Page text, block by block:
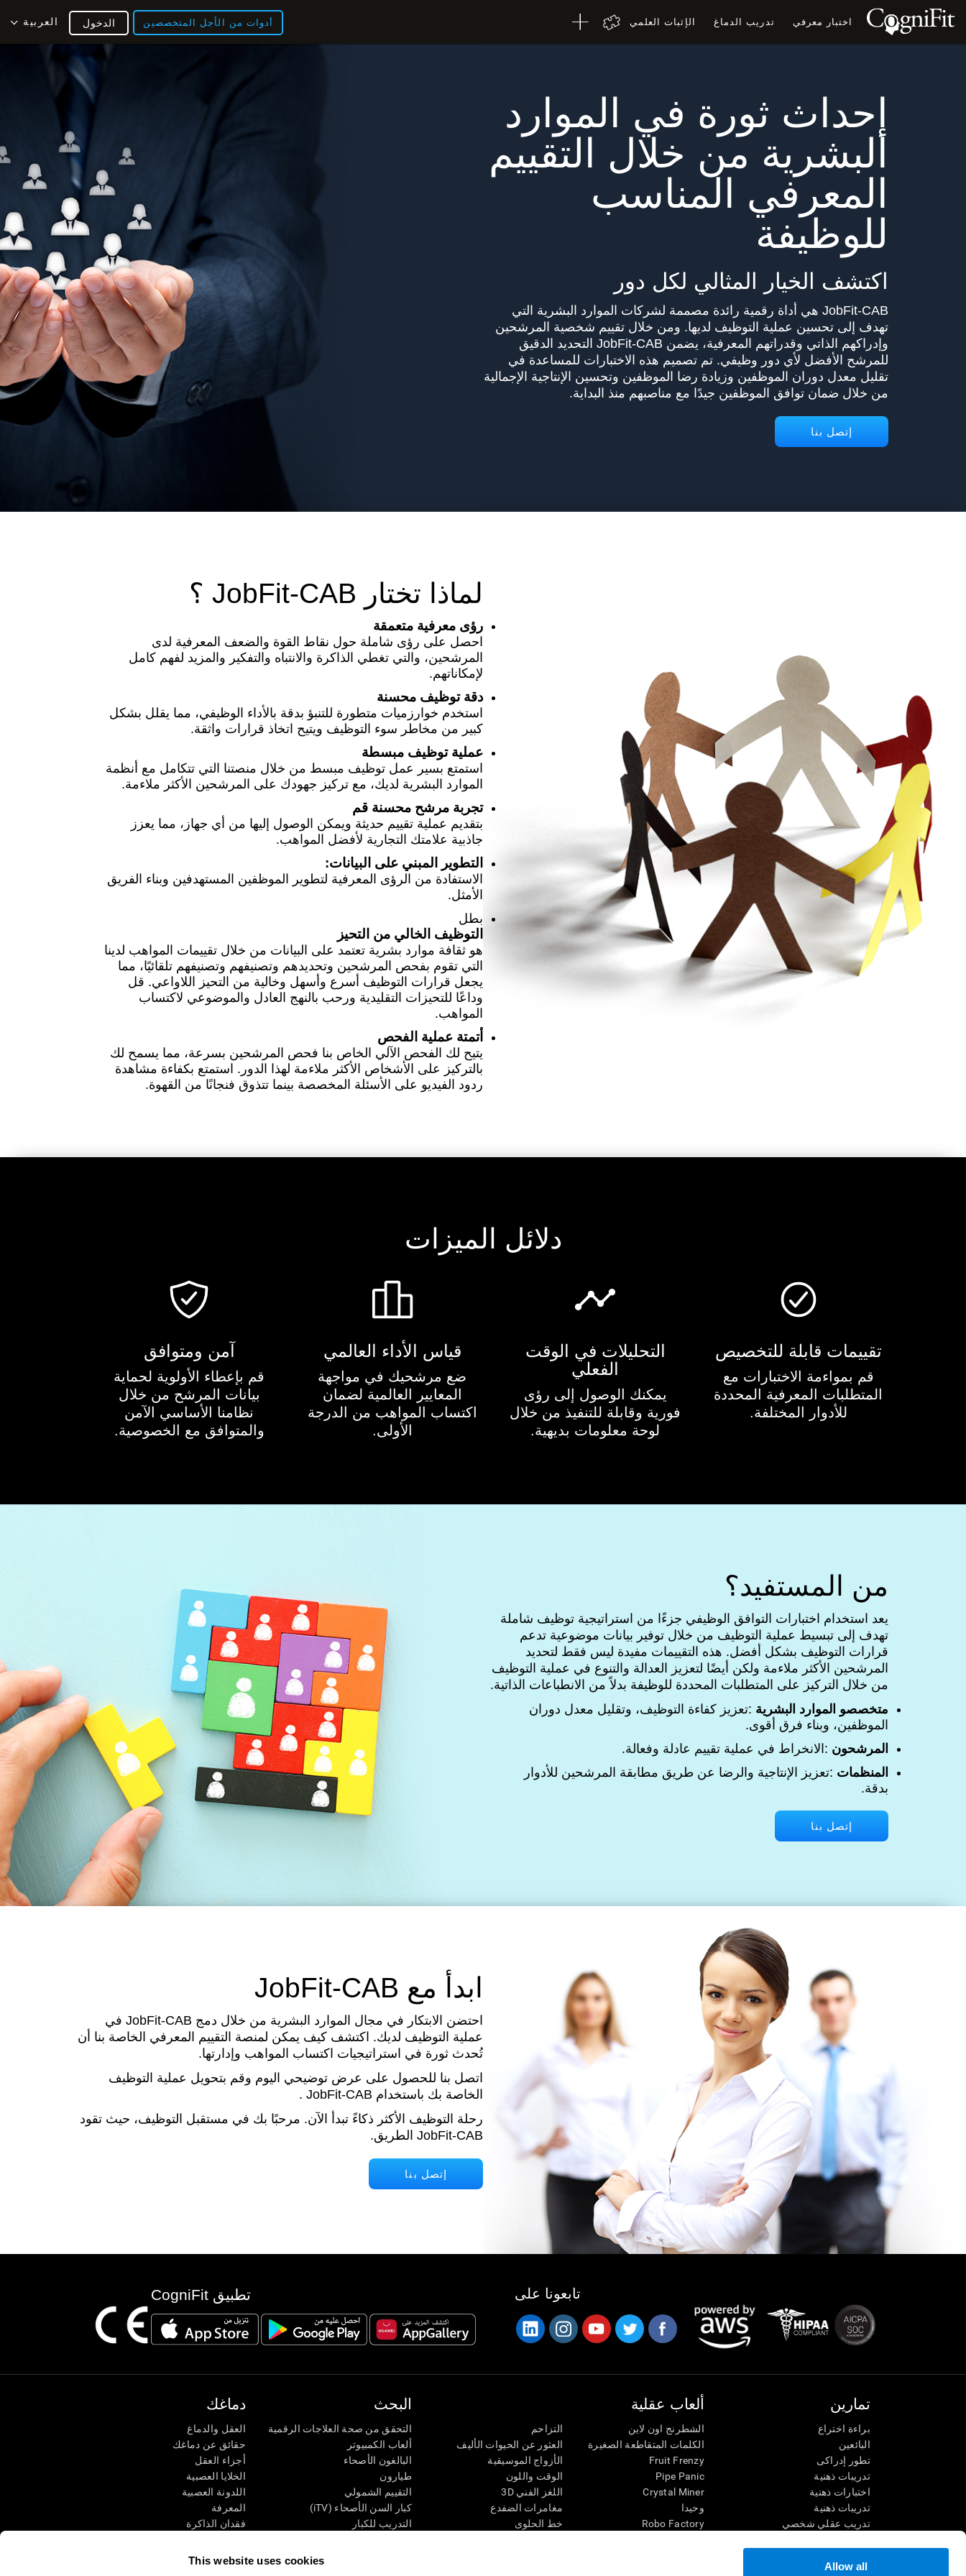
This website uses cookies Allow all
اختبار معرفي تدريب الدماغ الإثبات العلمي أدوات من الأجل المتخصصين العربية الدخول
إحداث ثورة في الموارد
البشرية من خلال التقييم
المعرفي المناسب
للوظيفة
اكتشف الخيار المثالي لكل دور
JobFit-CAB هي أداة رقمية رائدة مصممة لشركات الموارد البشرية التي
تهدف إلى تحسين عملية التوظيف لديها. ومن خلال تقييم شخصية المرشحين
وإدراكهم الذاتي وقدراتهم المعرفية، يضمن JobFit-CAB التحديد الدقيق
للمرشح الأفضل لأي دور وظيفي. تم تصميم هذه الاختبارات للمساعدة في
تقليل معدل دوران الموظفين وزيادة رضا الموظفين وتحسين الإنتاجية الإجمالية
من خلال ضمان توافق الموظفين جيدًا مع مناصبهم منذ البداية.
إتصل بنا
لماذا تختار JobFit-CAB ؟
رؤى معرفية متعمقة
احصل على رؤى شاملة حول نقاط القوة والضعف المعرفية لدى
المرشحين، والتي تغطي الذاكرة والانتباه والتفكير والمزيد لفهم كامل
لإمكاناتهم.
دقة توظيف محسنة
استخدم خوارزميات متطورة للتنبؤ بدقة بالأداء الوظيفي، مما يقلل بشكل
كبير من مخاطر سوء التوظيف ويتيح اتخاذ قرارات واثقة.
عملية توظيف مبسطة
استمتع بسير عمل توظيف مبسط من خلال منصتنا التي تتكامل مع أنظمة
الموارد البشرية لديك، مع تركيز جهودك على المرشحين الأكثر ملاءمة.
تجربة مرشح محسنة قم
بتقديم عملية تقييم حديثة ويمكن الوصول إليها من أي جهاز، مما يعزز
جاذبية علامتك التجارية لأفضل المواهب.
التطوير المبني على البيانات:
الاستفادة من الرؤى المعرفية لتطوير الموظفين المستهدفين وبناء الفريق
الأمثل.
بطل
التوظيف الخالي من التحيز
هو ثقافة موارد بشرية تعتمد على البيانات من خلال تقييمات المواهب لدينا
التي تقوم بفحص المرشحين وتحديدهم وتصنيفهم وتصنيفهم تلقائيًا، مما
يجعل قرارات التوظيف أسرع وأسهل وخالية من التحيز اللاواعي. قل
وداعًا للتحيزات التقليدية ورحب بالنهج العادل والموضوعي لاكتساب
المواهب.
أتمتة عملية الفحص
يتيح لك الفحص الآلي الخاص بنا فحص المرشحين بسرعة، مما يسمح لك
بالتركيز على الأشخاص الأكثر ملاءمة لهذا الدور. استمتع بكفاءة مشاهدة
ردود الفيديو على الأسئلة المخصصة بينما تتذوق فنجانًا من القهوة.
دلائل الميزات
تقييمات قابلة للتخصيص
قم بمواءمة الاختبارات مع
المتطلبات المعرفية المحددة
للأدوار المختلفة.
التحليلات في الوقت
الفعلي
يمكنك الوصول إلى رؤى
فورية وقابلة للتنفيذ من خلال
لوحة معلومات بديهية.
قياس الأداء العالمي
ضع مرشحيك في مواجهة
المعايير العالمية لضمان
اكتساب المواهب من الدرجة
الأولى.
آمن ومتوافق
قم بإعطاء الأولوية لحماية
بيانات المرشح من خلال
نظامنا الأساسي الآمن
والمتوافق مع الخصوصية.
من المستفيد؟
يعد استخدام اختبارات التوافق الوظيفي جزءًا من استراتيجية توظيف شاملة
تهدف إلى تبسيط عملية التوظيف من خلال توفير بيانات موضوعية تدعم
قرارات التوظيف بشكل أفضل. هذه التقييمات مفيدة ليس فقط لتحديد
المرشحين الأكثر ملاءمة ولكن أيضًا لتعزيز العدالة والتنوع في عملية التوظيف
من خلال التركيز على المتطلبات المحددة للوظيفة بدلاً من الانطباعات الذاتية.
متخصصو الموارد البشرية :تعزيز كفاءة التوظيف، وتقليل معدل دوران
الموظفين، وبناء فرق أقوى.
المرشحون :الانخراط في عملية تقييم عادلة وفعالة.
المنظمات :تعزيز الإنتاجية والرضا عن طريق مطابقة المرشحين للأدوار
بدقة.
إتصل بنا
ابدأ مع JobFit-CAB
احتضن الابتكار في مجال الموارد البشرية من خلال دمج JobFit-CAB في
عملية التوظيف لديك. اكتشف كيف يمكن لمنصة التقييم المعرفي الخاصة بنا أن
تُحدث ثورة في استراتيجيات اكتساب المواهب وإدارتها.
اتصل بنا للحصول على عرض توضيحي اليوم وقم بتحويل عملية التوظيف
الخاصة بك باستخدام JobFit-CAB .
رحلة التوظيف الأكثر ذكاءً تبدأ الآن. مرحبًا بك في مستقبل التوظيف، حيث تقود
JobFit-CAB الطريق.
إتصل بنا
تطبيق CogniFit تابعونا على
دماغك
العقل والدماغ
حقائق عن دماغك
أجزاء العقل
الخلايا العصبية
اللدونة العصبية
المعرفة
فقدان الذاكرة
وظائف ذهنية
البحث
التحقق من صحة العلاجات الرقمية
ألعاب الكمبيوتر
البالغون الأصحاء
طيارون
التقييم الشمولي
كبار السن الأصحاء (iTV)
التدريب للكبار
ألعاب عقلية
الشطرنج اون لاين
الكلمات المتقاطعة الصغيرة
Fruit Frenzy
Pipe Panic
Crystal Miner
وحيدا
Robo Factory
التزاحم
العثور عن الحيوات الأليف
الأزواج الموسيقية
الوقت واللون
اللغز الفني 3D
مغامرات الضفدع
خط الحلوى
تمارين
براءة اختراع
البائعين
تطور إدراكى
تدريبات ذهنية
اختبارات ذهنية
تدريبات ذهنية
تدريب عقلي شخصي
فهم القراءة